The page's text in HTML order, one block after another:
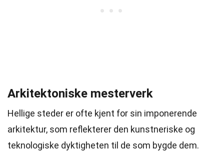
Arkitektoniske mesterverk
Hellige steder er ofte kjent for sin imponerende
arkitektur, som reflekterer den kunstneriske og
teknologiske dyktigheten til de som bygde dem.